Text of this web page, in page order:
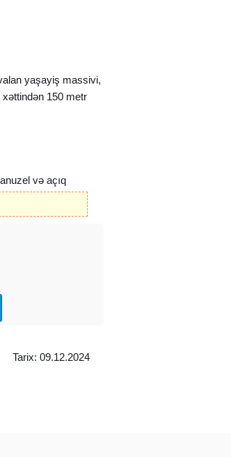
yaşayiş massivi,
150 metr
və açıq
daşla tikilib, həyət
çəkilib, bütün
Tarix: 09.12.2024